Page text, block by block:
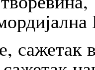
сажетак